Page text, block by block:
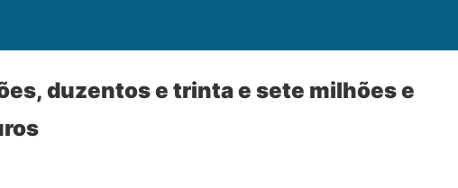
duzentos e trinta e sete milhões e